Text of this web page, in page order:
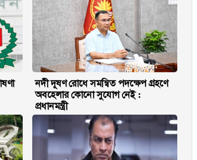
নদী দূষণ রোধে সমন্বিত পদক্ষেপ গ্রহণে
অবহেলার কোনো সুযোগ নেই :
প্রধানমন্ত্রী